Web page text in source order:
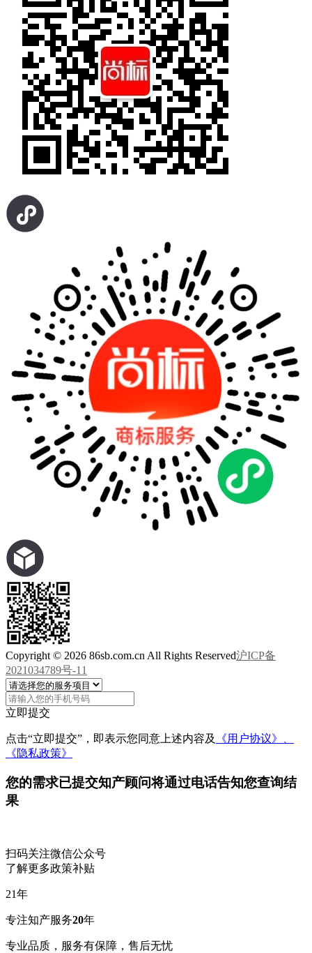
Copyright © 2026 86sb.com.cn All Rights Reserved沪ICP备
2021034789号-11
立即提交
点击“立即提交”，即表示您同意上述内容及
《用户协议》、
《隐私政策》
您的需求已提交知产顾问将通过电话告知您查询结
果
扫码关注微信公众号
了解更多政策补贴
21年
专注知产服务20年
专业品质，服务有保障，售后无忧